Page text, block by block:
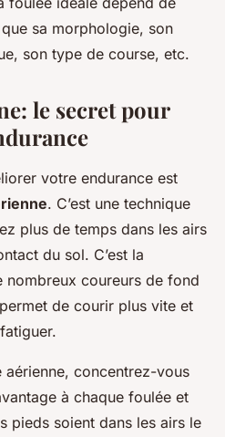
sa morphologie, son
son type de course, etc.
le secret pour
votre endurance est
. C’est une technique
plus de temps dans les airs
du sol. C’est la
nombreux coureurs de fond
de courir plus vite et
concentrez-vous
à chaque foulée et
pieds soient dans les airs le